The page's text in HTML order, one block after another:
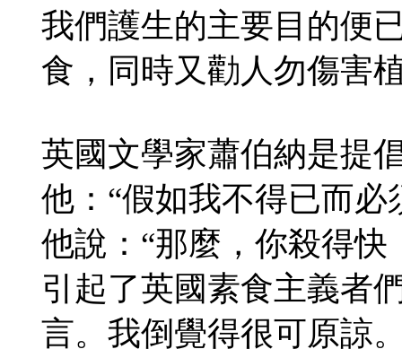
我們護生的主要目的便
食，同時又勸人勿傷害
英國文學家蕭伯納是提
他：“假如我不得已而
他說：“那麼，你殺得
引起了英國素食主義者
言。我倒覺得很可原諒